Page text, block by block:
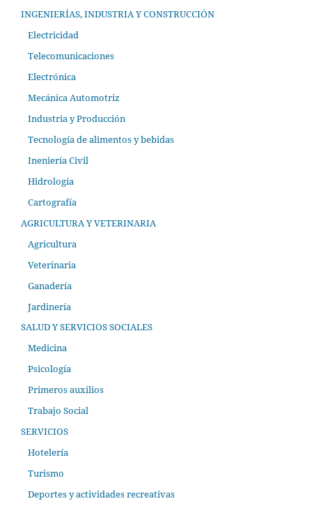
INGENIERÍAS, INDUSTRIA Y CONSTRUCCIÓN
Electricidad
Telecomunicaciones
Electrónica
Mecánica Automotriz
Industria y Producción
Tecnología de alimentos y bebidas
Ineniería Civil
Hidrología
Cartografía
AGRICULTURA Y VETERINARIA
Agricultura
Veterinaria
Ganadería
Jardinería
SALUD Y SERVICIOS SOCIALES
Medicina
Psicología
Primeros auxilios
Trabajo Social
SERVICIOS
Hotelería
Turismo
Deportes y actividades recreativas